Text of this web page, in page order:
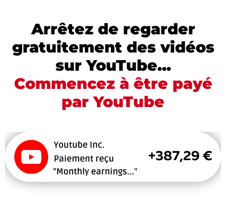
Arrêtez de regarder
gratuitement des vidéos
sur YouTube...
Commencez à être payé
par YouTube